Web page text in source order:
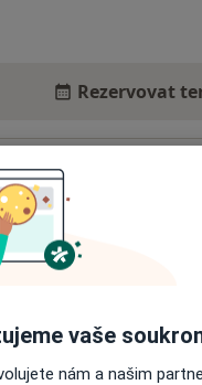
Rezervovat
nejsou k dispozici
informace o svých
vaše
nám a našim